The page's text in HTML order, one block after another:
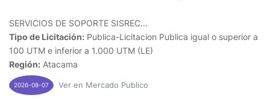
SERVICIOS DE SOPORTE SISREC...
Tipo de Licitación: Publica-Licitacion Publica igual o superior a
100 UTM e inferior a 1.000 UTM (LE)
Región: Atacama
2026-08-07 Ver en Mercado Publico